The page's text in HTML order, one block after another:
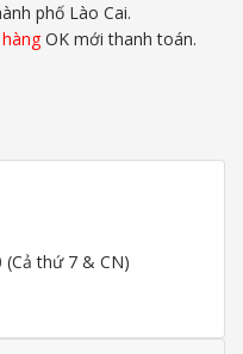
phố Lào Cai.
OK mới thanh toán.
thứ 7 & CN)